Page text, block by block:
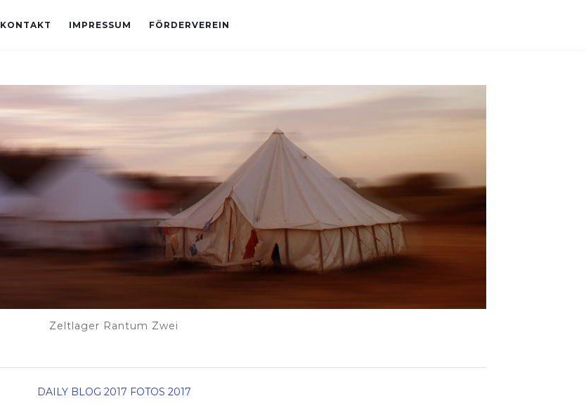
KONTAKT IMPRESSUM FÖRDERVEREIN
Zeltlager Rantum Zwei
DAILY BLOG 2017 FOTOS 2017